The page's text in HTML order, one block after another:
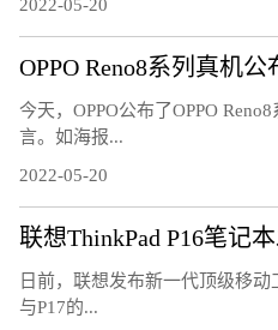
2022-05-20
今天，OPPO公布了OPPO
言。如海报...
2022-05-20
联想ThinkPad P16笔记
日前，联想发布新一代顶级移动
与P17的...